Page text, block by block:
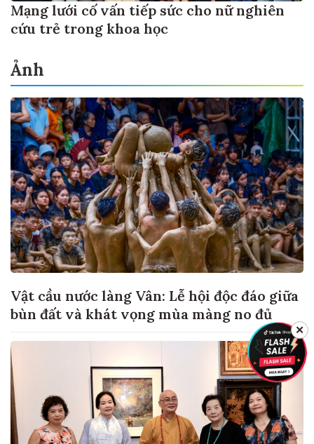
Mạng lưới cố vấn tiếp sức cho nữ nghiên
cứu trẻ trong khoa học
Ảnh
Vật cầu nước làng Vân: Lễ hội độc đáo giữa
bùn đất và khát vọng mùa màng no đủ
✕